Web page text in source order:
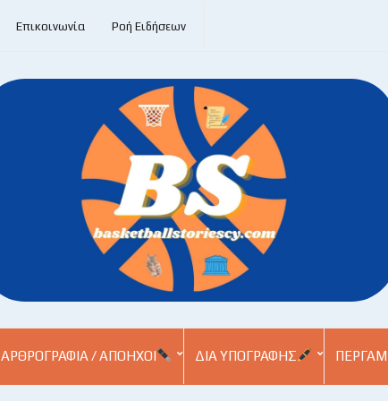
Επικοινωνία Ροή Ειδήσεων
ΑΡΘΡΟΓΡΑΦΊΑ / ΑΠΌΗΧΟΙ ΔΙΑ ΥΠΟΓΡΑΦΉΣ